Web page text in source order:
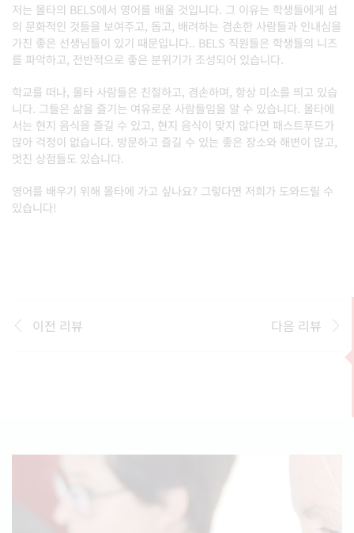
저는 몰타의 BELS에서 영어를 배울 것입니다. 그 이유는 학생들에게 섬
의 문화적인 것들을 보여주고, 돕고, 배려하는 겸손한 사람들과 인내심을
가진 좋은 선생님들이 있기 때문입니다.. BELS 직원들은 학생들의 니즈
를 파악하고, 전반적으로 좋은 분위기가 조성되어 있습니다.
학교를 떠나, 몰타 사람들은 친절하고, 겸손하며, 항상 미소를 띄고 있습
니다. 그들은 삶을 즐기는 여유로운 사람들임을 알 수 있습니다. 몰타에
서는 현지 음식을 즐길 수 있고, 현지 음식이 맞지 않다면 패스트푸드가
많아 걱정이 없습니다. 방문하고 즐길 수 있는 좋은 장소와 해변이 많고,
멋진 상점들도 있습니다.
영어를 배우기 위해 몰타에 가고 싶나요? 그렇다면 저희가 도와드릴 수
있습니다!
이전 리뷰 다음 리뷰